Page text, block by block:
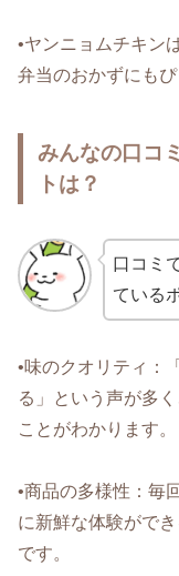
•ヤンニョムチキン
弁当のおかずにもぴ
みんなの口コ
トは？
口コミ
ている
•味のクオリティ：
る」という声が多
ことがわかります。
•商品の多様性：毎
に新鮮な体験がで
です。